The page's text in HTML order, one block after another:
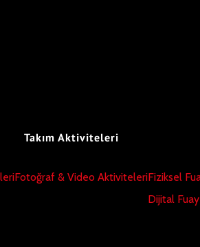
Takım Aktiviteleri
Fotoğraf & Video AktiviteleriFiziksel
Dijital